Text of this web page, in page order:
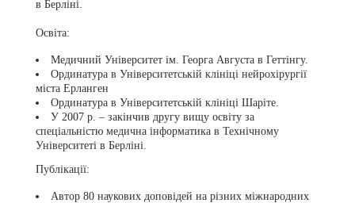
в Берліні.
Освіта:
Медичний Університет ім. Георга Августа в Геттінгу.
Ординатура в Університетській клініці нейрохірургії
міста Ерланген
Ординатура в Університетській клініці Шаріте.
У 2007 р. – закінчив другу вищу освіту за
спеціальністю медична інформатика в Технічному
Університеті в Берліні.
Публікації:
Автор 80 наукових доповідей на різних міжнародних